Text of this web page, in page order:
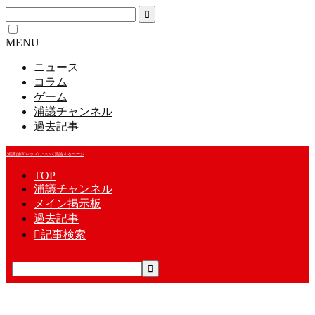
MENU
ニュース
コラム
ゲーム
浦議チャンネル
過去記事
[浦議]浦和レッズについて議論するページ
TOP
浦議チャンネル
メイン掲示板
過去記事
記事検索